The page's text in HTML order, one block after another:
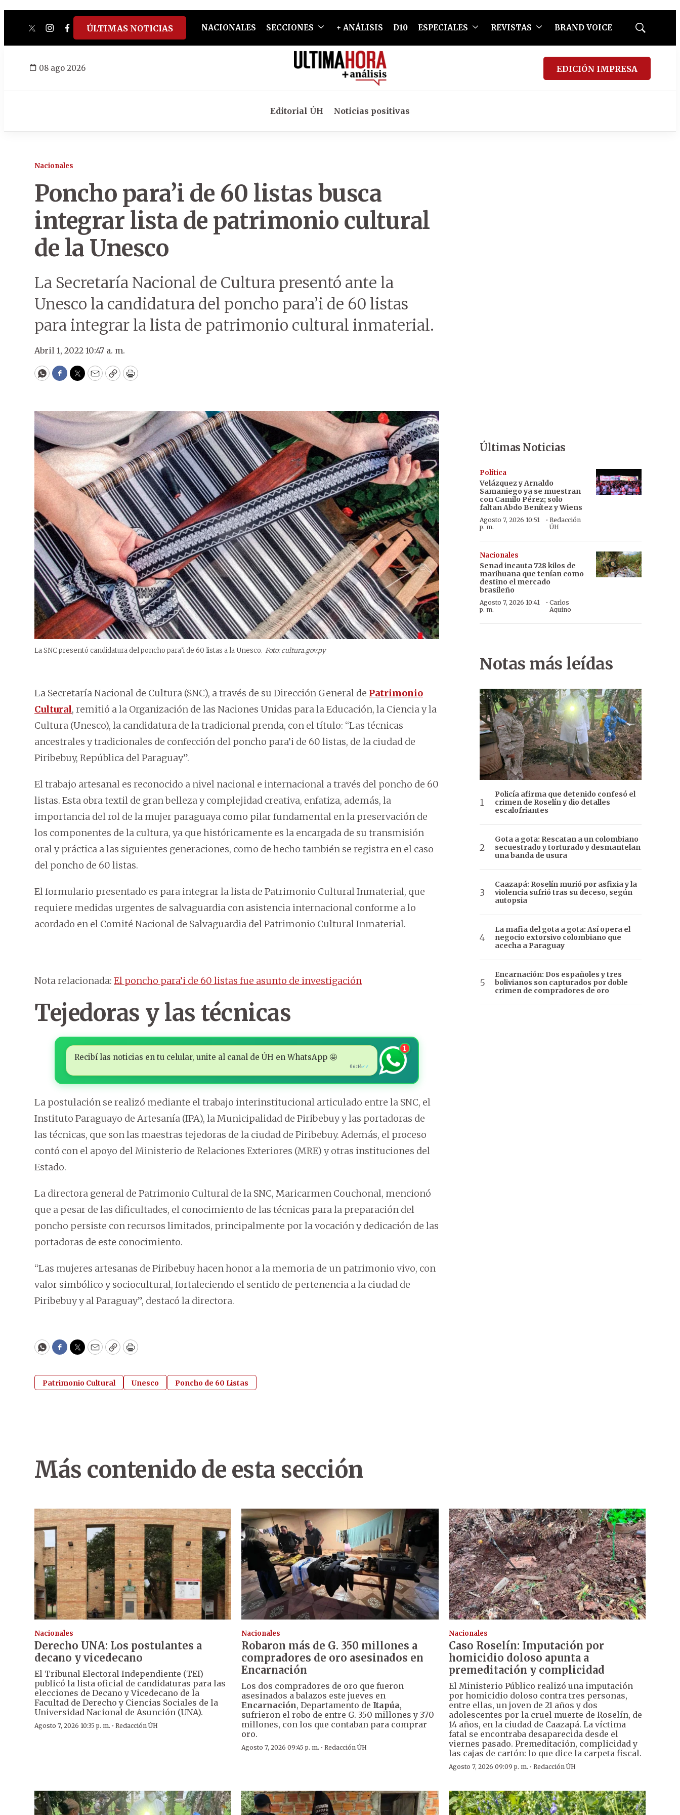
twitterinstagram
facebook
tiktokyoutube
spotify
ÚLTIMAS NOTICIAS NACIONALES SECCIONES + ANÁLISIS D10 ESPECIALES REVISTAS BRAND VOICE
Mostrar
08 ago 2026 EDICIÓN IMPRESA
Editorial ÚH Noticias positivas
Nacionales
Poncho para’i de 60 listas busca
integrar lista de patrimonio cultural
de la Unesco
La Secretaría Nacional de Cultura presentó ante la
Unesco la candidatura del poncho para’i de 60 listas
para integrar la lista de patrimonio cultural inmaterial.
Abril 1, 2022 10:47 a. m.
WhatsApp
Facebook
Twitter
EmailCopyPrint
La SNC presentó candidatura del poncho para’i de 60 listas a la Unesco. Foto: cultura.gov.py
La Secretaría Nacional de Cultura (SNC), a través de su Dirección General de Patrimonio
Cultural, remitió a la Organización de las Naciones Unidas para la Educación, la Ciencia y la
Cultura (Unesco), la candidatura de la tradicional prenda, con el título: “Las técnicas
ancestrales y tradicionales de confección del poncho para’i de 60 listas, de la ciudad de
Piribebuy, República del Paraguay”.
El trabajo artesanal es reconocido a nivel nacional e internacional a través del poncho de 60
listas. Esta obra textil de gran belleza y complejidad creativa, enfatiza, además, la
importancia del rol de la mujer paraguaya como pilar fundamental en la preservación de
los componentes de la cultura, ya que históricamente es la encargada de su transmisión
oral y práctica a las siguientes generaciones, como de hecho también se registra en el caso
del poncho de 60 listas.
El formulario presentado es para integrar la lista de Patrimonio Cultural Inmaterial, que
requiere medidas urgentes de salvaguardia con asistencia internacional conforme a lo
acordado en el Comité Nacional de Salvaguardia del Patrimonio Cultural Inmaterial.
Nota relacionada: El poncho para’i de 60 listas fue asunto de investigación
Tejedoras y las técnicas
Recibí las noticias en tu celular, unite al canal de ÚH en WhatsApp 🤩
06:14✓✓
1
La postulación se realizó mediante el trabajo interinstitucional articulado entre la SNC, el
Instituto Paraguayo de Artesanía (IPA), la Municipalidad de Piribebuy y las portadoras de
las técnicas, que son las maestras tejedoras de la ciudad de Piribebuy. Además, el proceso
contó con el apoyo del Ministerio de Relaciones Exteriores (MRE) y otras instituciones del
Estado.
La directora general de Patrimonio Cultural de la SNC, Maricarmen Couchonal, mencionó
que a pesar de las dificultades, el conocimiento de las técnicas para la preparación del
poncho persiste con recursos limitados, principalmente por la vocación y dedicación de las
portadoras de este conocimiento.
“Las mujeres artesanas de Piribebuy hacen honor a la memoria de un patrimonio vivo, con
valor simbólico y sociocultural, fortaleciendo el sentido de pertenencia a la ciudad de
Piribebuy y al Paraguay”, destacó la directora.
WhatsApp
Facebook
Twitter
EmailCopyPrint
Patrimonio Cultural Unesco Poncho de 60 Listas
Últimas Noticias
Política
Velázquez y Arnaldo
Samaniego ya se muestran
con Camilo Pérez; solo
faltan Abdo Benítez y Wiens
Agosto 7, 2026 10:51
p. m.
·Redacción
ÚH
Nacionales
Senad incauta 728 kilos de
marihuana que tenían como
destino el mercado
brasileño
Agosto 7, 2026 10:41
p. m.
· Carlos
Aquino
Notas más leídas
Policía afirma que detenido confesó el
crimen de Roselín y dio detalles
escalofriantes
Gota a gota: Rescatan a un colombiano
secuestrado y torturado y desmantelan
una banda de usura
Caazapá: Roselín murió por asfixia y la
violencia sufrió tras su deceso, según
autopsia
La mafia del gota a gota: Así opera el
negocio extorsivo colombiano que
acecha a Paraguay
Encarnación: Dos españoles y tres
bolivianos son capturados por doble
crimen de compradores de oro
Más contenido de esta sección
Nacionales
Derecho UNA: Los postulantes a
decano y vicedecano
El Tribunal Electoral Independiente (TEI)
publicó la lista oficial de candidaturas para las
elecciones de Decano y Vicedecano de la
Facultad de Derecho y Ciencias Sociales de la
Universidad Nacional de Asunción (UNA).
Agosto 7, 2026 10:35 p. m. · Redacción ÚH
Nacionales
Robaron más de G. 350 millones a
compradores de oro asesinados en
Encarnación
Los dos compradores de oro que fueron
asesinados a balazos este jueves en
Encarnación, Departamento de Itapúa,
sufrieron el robo de entre G. 350 millones y 370
millones, con los que contaban para comprar
oro.
Agosto 7, 2026 09:45 p. m. ·Redacción ÚH
Nacionales
Caso Roselín: Imputación por
homicidio doloso apunta a
premeditación y complicidad
El Ministerio Público realizó una imputación
por homicidio doloso contra tres personas,
entre ellas, un joven de 21 años y dos
adolescentes por la cruel muerte de Roselín, de
14 años, en la ciudad de Caazapá. La víctima
fatal se encontraba desaparecida desde el
viernes pasado. Premeditación, complicidad y
las cajas de cartón: lo que dice la carpeta fiscal.
Agosto 7, 2026 09:09 p. m. · Redacción ÚH